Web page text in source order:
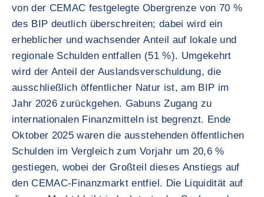
von der CEMAC festgelegte Obergrenze von 70 %
des BIP deutlich überschreiten; dabei wird ein
erheblicher und wachsender Anteil auf lokale und
regionale Schulden entfallen (51 %). Umgekehrt
wird der Anteil der Auslandsverschuldung, die
ausschließlich öffentlicher Natur ist, am BIP im
Jahr 2026 zurückgehen. Gabuns Zugang zu
internationalen Finanzmitteln ist begrenzt. Ende
Oktober 2025 waren die ausstehenden öffentlichen
Schulden im Vergleich zum Vorjahr um 20,6 %
gestiegen, wobei der Großteil dieses Anstiegs auf
den CEMAC-Finanzmarkt entfiel. Die Liquidität auf